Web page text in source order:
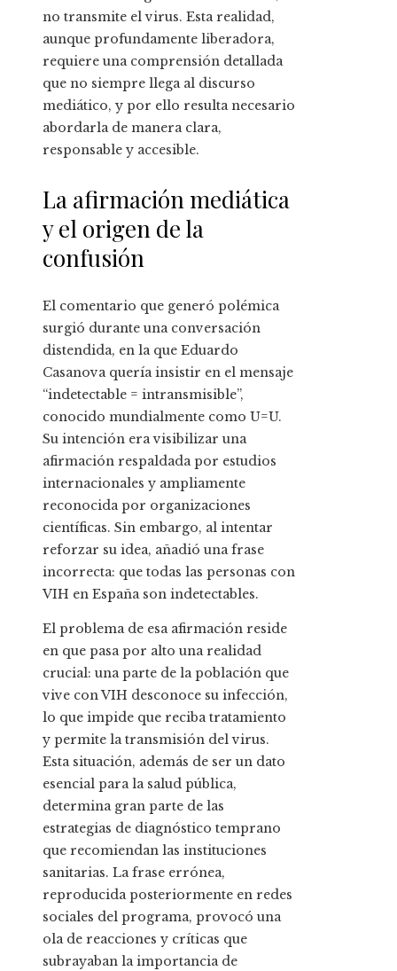
no transmite el virus. Esta realidad,
aunque profundamente liberadora,
requiere una comprensión detallada
que no siempre llega al discurso
mediático, y por ello resulta necesario
abordarla de manera clara,
responsable y accesible.
La afirmación mediática
y el origen de la
confusión
El comentario que generó polémica
surgió durante una conversación
distendida, en la que Eduardo
Casanova quería insistir en el mensaje
“indetectable = intransmisible”,
conocido mundialmente como U=U.
Su intención era visibilizar una
afirmación respaldada por estudios
internacionales y ampliamente
reconocida por organizaciones
científicas. Sin embargo, al intentar
reforzar su idea, añadió una frase
incorrecta: que todas las personas con
VIH en España son indetectables.
El problema de esa afirmación reside
en que pasa por alto una realidad
crucial: una parte de la población que
vive con VIH desconoce su infección,
lo que impide que reciba tratamiento
y permite la transmisión del virus.
Esta situación, además de ser un dato
esencial para la salud pública,
determina gran parte de las
estrategias de diagnóstico temprano
que recomiendan las instituciones
sanitarias. La frase errónea,
reproducida posteriormente en redes
sociales del programa, provocó una
ola de reacciones y críticas que
subrayaban la importancia de